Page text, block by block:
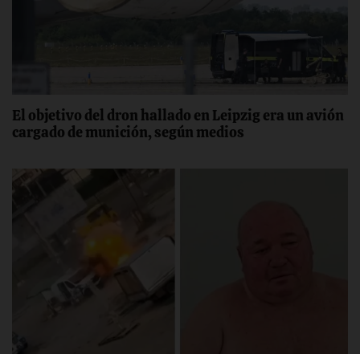
El objetivo del dron hallado en Leipzig era un avión
cargado de munición, según medios